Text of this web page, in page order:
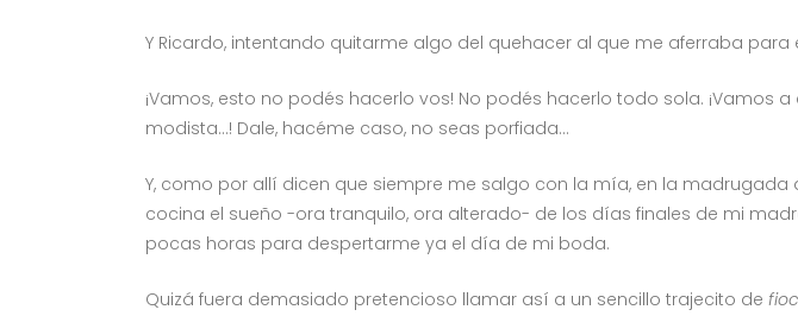
Y Ricardo, intentando quitarme algo del quehacer al que me aferraba
¡Vamos, esto no podés hacerlo vos! No podés hacerlo todo sola.
modista…! Dale, hacéme caso, no seas porfiada…
Y, como por allí dicen que siempre me salgo con la mía, en la madrugada
cocina el sueño -ora tranquilo, ora alterado- de los días finales de mi
pocas horas para despertarme ya el día de mi boda.
Quizá fuera demasiado pretencioso llamar así a un sencillo trajecito de